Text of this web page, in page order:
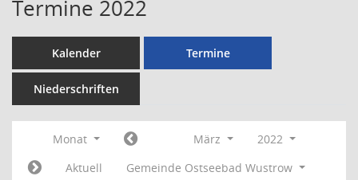
Termine 2022
Kalender Termine
Niederschriften
Monat März
2022
Aktuell
Gemeinde Ostseebad Wustrow